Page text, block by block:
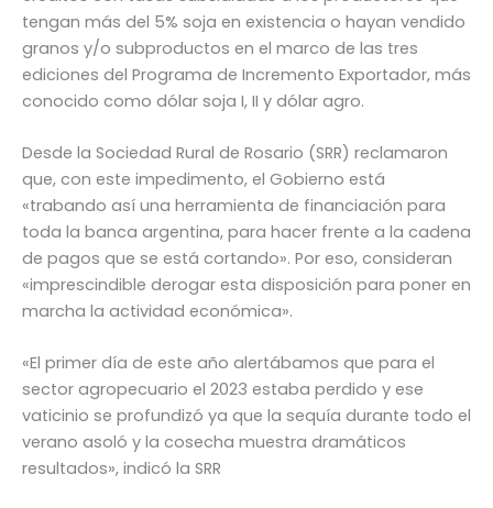
tengan más del 5% soja en existencia o hayan vendido
granos y/o subproductos en el marco de las tres
ediciones del Programa de Incremento Exportador, más
conocido como dólar soja I, II y dólar agro.
Desde la Sociedad Rural de Rosario (SRR) reclamaron
que, con este impedimento, el Gobierno está
«trabando así una herramienta de financiación para
toda la banca argentina, para hacer frente a la cadena
de pagos que se está cortando». Por eso, consideran
«imprescindible derogar esta disposición para poner en
marcha la actividad económica».
«El primer día de este año alertábamos que para el
sector agropecuario el 2023 estaba perdido y ese
vaticinio se profundizó ya que la sequía durante todo el
verano asoló y la cosecha muestra dramáticos
resultados», indicó la SRR